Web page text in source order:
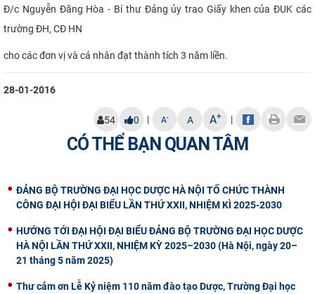
Đ/c Nguyễn Đăng Hòa - Bí thư Đảng ủytrao Giấy khen của ĐUK các
trường ĐH, CĐ HN
cho các đơn vị và cá nhân đạt thành tích 3 năm liền.
28-01-2016
54 0 | A- A A+ |
CÓ THỂ BẠN QUAN TÂM
ĐẢNG BỘ TRƯỜNG ĐẠI HỌC DƯỢC HÀ NỘI TỔ CHỨC THÀNH
CÔNG ĐẠI HỘI ĐẠI BIỂU LẦN THỨ XXII, NHIỆM KÌ 2025-2030
HƯỚNG TỚI ĐẠI HỘI ĐẠI BIỂU ĐẢNG BỘ TRƯỜNG ĐẠI HỌC DƯỢC
HÀ NỘI LẦN THỨ XXII, NHIỆM KỲ 2025–2030 (Hà Nội, ngày 20–
21 tháng 5 năm 2025)
Thư cảm ơn Lễ Kỷ niệm 110 năm đào tạo Dược, Trường Đại học